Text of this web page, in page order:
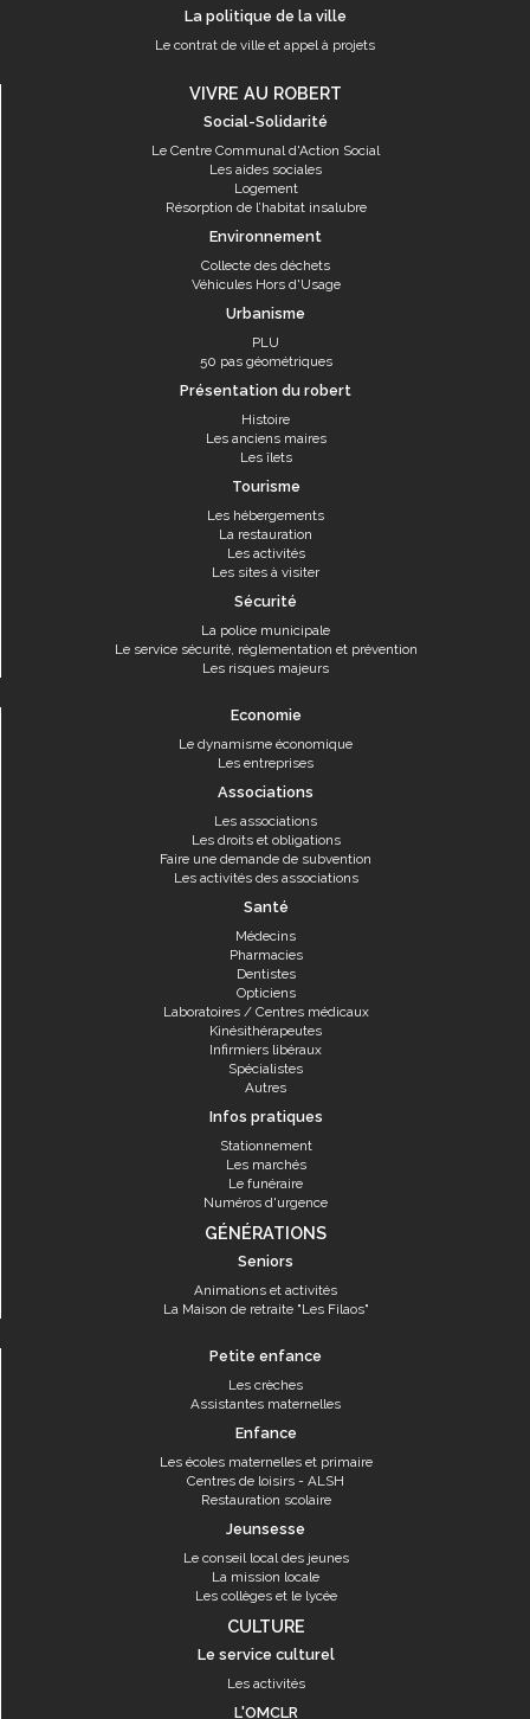
La politique de la ville
Le contrat de ville et appel à projets
VIVRE AU ROBERT
Social-Solidarité
Le Centre Communal d'Action Social
Les aides sociales
Logement
Résorption de l’habitat insalubre
Environnement
Collecte des déchets
Véhicules Hors d'Usage
Urbanisme
PLU
50 pas géométriques
Présentation du robert
Histoire
Les anciens maires
Les îlets
Tourisme
Les hébergements
La restauration
Les activités
Les sites à visiter
Sécurité
La police municipale
Le service sécurité, réglementation et prévention
Les risques majeurs
Economie
Le dynamisme économique
Les entreprises
Associations
Les associations
Les droits et obligations
Faire une demande de subvention
Les activités des associations
Santé
Médecins
Pharmacies
Dentistes
Opticiens
Laboratoires / Centres médicaux
Kinésithérapeutes
Infirmiers libéraux
Spécialistes
Autres
Infos pratiques
Stationnement
Les marchés
Le funéraire
Numéros d'urgence
GÉNÉRATIONS
Seniors
Animations et activités
La Maison de retraite "Les Filaos"
Petite enfance
Les crèches
Assistantes maternelles
Enfance
Les écoles maternelles et primaire
Centres de loisirs - ALSH
Restauration scolaire
Jeunsesse
Le conseil local des jeunes
La mission locale
Les collèges et le lycée
CULTURE
Le service culturel
Les activités
L'OMCLR